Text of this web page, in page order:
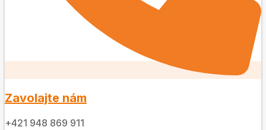
Zavolajte nám
+421 948 869 911